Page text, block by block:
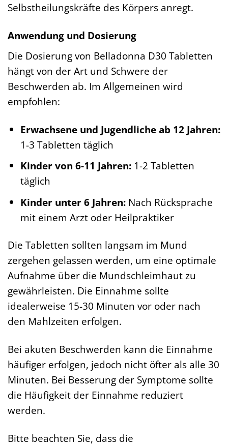
Selbstheilungskräfte des Körpers anregt.
Anwendung und Dosierung
Die Dosierung von Belladonna D30 Tabletten
hängt von der Art und Schwere der
Beschwerden ab. Im Allgemeinen wird
empfohlen:
Erwachsene und Jugendliche ab 12 Jahren:
1-3 Tabletten täglich
Kinder von 6-11 Jahren:1-2 Tabletten
täglich
Kinder unter 6 Jahren:Nach Rücksprache
mit einem Arzt oder Heilpraktiker
Die Tabletten sollten langsam im Mund
zergehen gelassen werden, um eine optimale
Aufnahme über die Mundschleimhaut zu
gewährleisten. Die Einnahme sollte
idealerweise 15-30 Minuten vor oder nach
den Mahlzeiten erfolgen.
Bei akuten Beschwerden kann die Einnahme
häufiger erfolgen, jedoch nicht öfter als alle 30
Minuten. Bei Besserung der Symptome sollte
die Häufigkeit der Einnahme reduziert
werden.
Bitte beachten Sie, dass die